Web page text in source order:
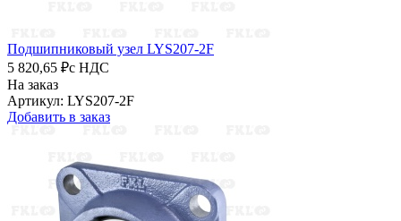
Подшипниковый узел LYS207-2F
5 820,65 ₽с НДС
На заказ
Артикул: LYS207-2F
Добавить в заказ